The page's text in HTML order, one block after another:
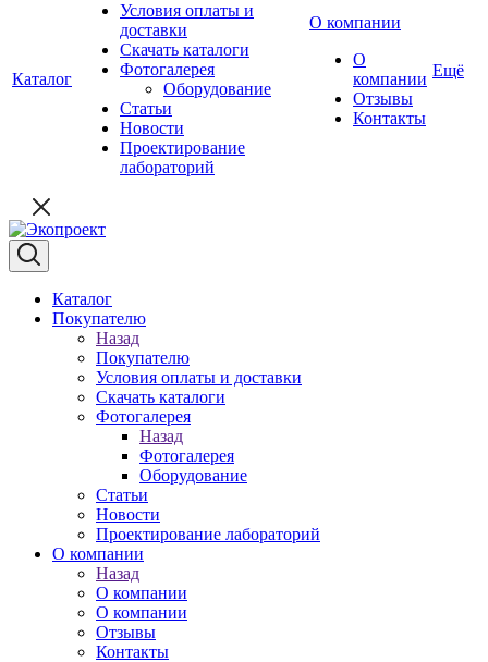
Каталог
Условия оплаты и
доставки
Скачать каталоги
Фотогалерея
Оборудование
Статьи
Новости
Проектирование
лабораторий
О компании
О
компании
Отзывы
Контакты
Ещё
Каталог
Покупателю
Назад
Покупателю
Условия оплаты и доставки
Скачать каталоги
Фотогалерея
Назад
Фотогалерея
Оборудование
Статьи
Новости
Проектирование лабораторий
О компании
Назад
О компании
О компании
Отзывы
Контакты